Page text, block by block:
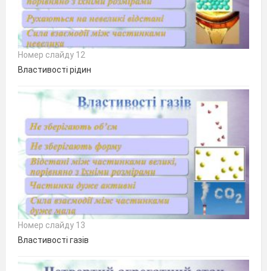
Номер слайду 12
Властивості рідин
Номер слайду 13
Властивості газів